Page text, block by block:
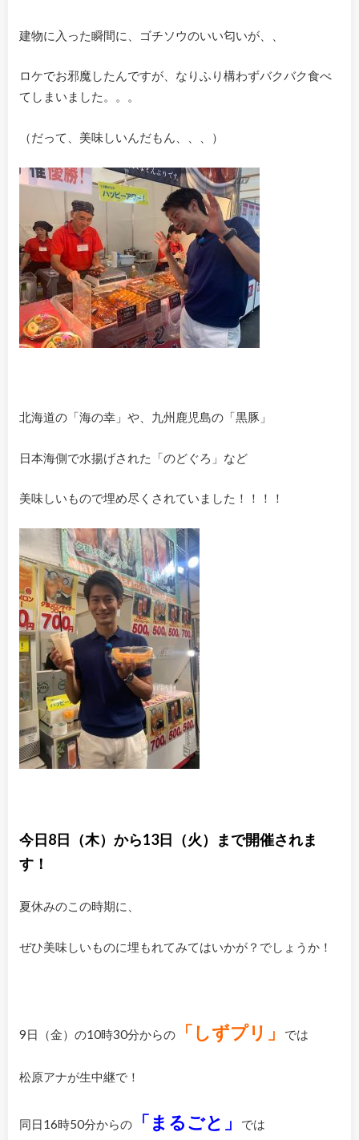
建物に入った瞬間に、ゴチソウのいい匂いが、、
ロケでお邪魔したんですが、なりふり構わずバクバク食べ
てしまいました。。。
（だって、美味しいんだもん、、、）
北海道の「海の幸」や、九州鹿児島の「黒豚」
日本海側で水揚げされた「のどぐろ」など
美味しいもので埋め尽くされていました！！！！
今日8日（木）から13日（火）まで開催されま
す！
夏休みのこの時期に、
ぜひ美味しいものに埋もれてみてはいかが？でしょうか！
9日（金）の10時30分からの「しずプリ」 では
松原アナが生中継で！
同日16時50分からの「まるごと」 では